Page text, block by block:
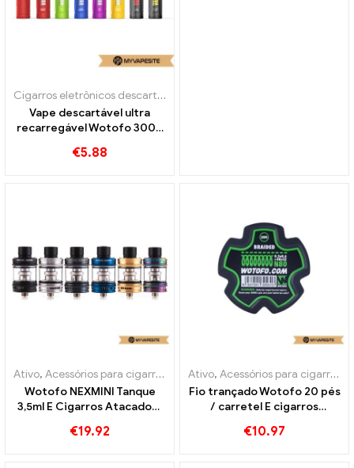
Cigarros eletrônicos descartáveis
Vape descartável ultra
recarregável Wotofo 3000
€5.88
Ativo, Acessórios para cigarros eletrônicos
Wotofo NEXMINI Tanque
3,5ml E Cigarros Atacado丨
€19.92
Ativo, Acessórios para cigarros eletrônicos
Fio trançado Wotofo 20 pés
/ carretel E cigarros
€10.97